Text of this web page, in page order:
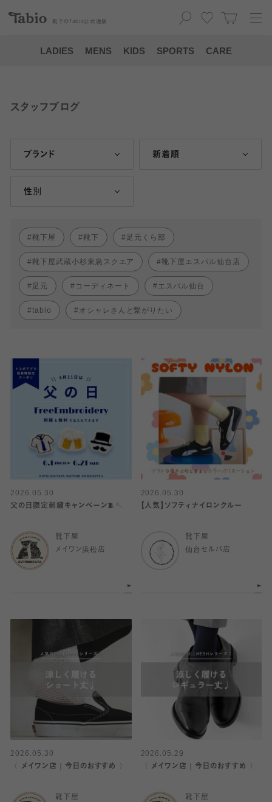
靴下の Tabio 公式通販
LADIES MENS KIDS SPORTS CARE
スタッフブログ
ブランド 新着順
性別
靴下屋 靴下 足元くら部
靴下屋武蔵小杉東急スクエア 靴下屋エスパル仙台店
足元 コーディネート エスパル仙台
tabio オシャレさんと繋がりたい
2026.05.30
父の日限定刺繍キャンペーン🧵🪡
靴下屋
メイワン浜松店
2026.05.30
【人気】ソフティナイロンクルー
靴下屋
仙台セルバ店
2026.05.30
〈 メイワン店｜今日のおすすめ 〉
靴下屋
2026.05.29
〈 メイワン店｜今日のおすすめ 〉
靴下屋